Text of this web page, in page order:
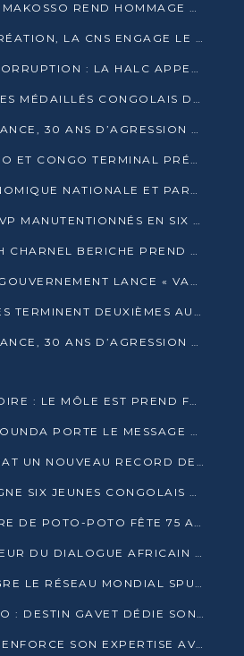
ANATOLE COLLINET MAKOSSO REND HOMMAGE À JEAN-PAUL PIGASSE
70 ANS APRÈS SA CRÉATION, LA CNS ENGAGE LE VIRAGE DE LA DIGITALISATION
LUTTE CONTRE LA CORRUPTION : LA HALC APPELLE À PASSER DES DISCOURS AUX ACTES
LA SNPC CÉLÈBRE LES MÉDAILLÉS CONGOLAIS DES OLYMPIADES PANAFRICAINES DE MATHÉMATIQUES 2026
66 ANS D’INDÉPENDANCE, 30 ANS D’AGRESSION RWANDAISE : 4 PRÉSIDENCES, UN ÉCHEC COLLECTIF
EMPLOI : AGL CONGO ET CONGO TERMINAL PRÉSÉLECTIONNENT PLUS DE 70 JEUNES À POINTE-NOIRE
INTELLIGENCE ÉCONOMIQUE NATIONALE ET PARTENARIATS INTERNATIONAUX : VERS UNE DOCTRINE SOUVERAINE DE SÉCURITÉ ÉCONOMIQUE
PRÈS DE 700 000 EVP MANUTENTIONNÉS EN SIX MOIS PAR CONGO TERMINAL
RNP : DJOUBE NGOH CHARNEL BERICHE PREND LES RÊNES DU PARTI
BURKINA FASO : LE GOUVERNEMENT LANCE « VACANCES UTILES 2026 » POUR FORMER LES ÉLÈVES À 15 MÉTIERS
LES DIABLES ROUGES TERMINENT DEUXIÈMES AU CHAMPIONNAT D’AFRIQUE ZONE 3
66 ANS D’INDEPENDANCE, 30 ANS D’AGRESSION RWAN DAISE : 4 PRESIDENCES, UN ECHEC COLLECTIF
PREND FORME ET VISE LES GÉANTS DES MERS
CONSTANT SERGE BOUNDA PORTE LE MESSAGE DE COMPASSION DE DENIS SASSOU NGUESSO EN IRAN
CONGO TERMINAL BAT UN NOUVEAU RECORD DE PRODUCTIVITÉ AU PORT DE POINTE-NOIRE
LA SNPC ACCOMPAGNE SIX JEUNES CONGOLAIS AUX OLYMPIADES PANAFRICAINES DE MATHÉMATIQUES
L’ÉCOLE DE PEINTURE DE POTO-POTO FÊTE 75 ANS AU SERVICE DE L’ART CONGOLAIS
BRAZZAVILLE AU CŒUR DU DIALOGUE AFRICAIN SUR LES OBJECTIFS DE DÉVELOPPEMENT DURABLE
RUDE NGOMA INTÈGRE LE RÉSEAU MONDIAL SPUTNIK PRO APRÈS UNE FORMATION À MOSCOU
LUMIÈRES DU CONGO : DESTIN GAVET DÉDIE SON PRIX À L’UNITÉ NATIONALE ET À LA JEUNESSE
CONGO TERMINAL RENFORCE SON EXPERTISE AVEC NEUF NOUVEAUX FORMATEURS EN ENGINS PORTUAIRES